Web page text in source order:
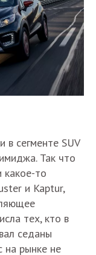
в сегменте SUV
Так что
какое-то
и Kaptur,
тех, кто в
седаны
на рынке не